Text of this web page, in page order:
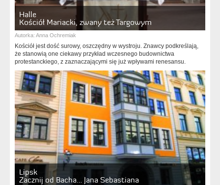
Halle
Kościół Mariacki, zwany też Targowym
Autorka: Anna Ochremiak
Kościół jest dość surowy, oszczędny w wystroju. Znawcy podkreślają,
że stanowią one ciekawy przykład wczesnego budownictwa
protestanckiego, z zaznaczającymi się już wpływami renesansu.
Lipsk
Zacznij od Bacha… Jana Sebastiana